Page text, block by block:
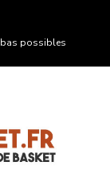
possibles